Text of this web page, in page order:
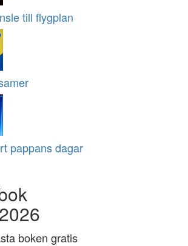
till flygplan
pappans dagar
boken gratis